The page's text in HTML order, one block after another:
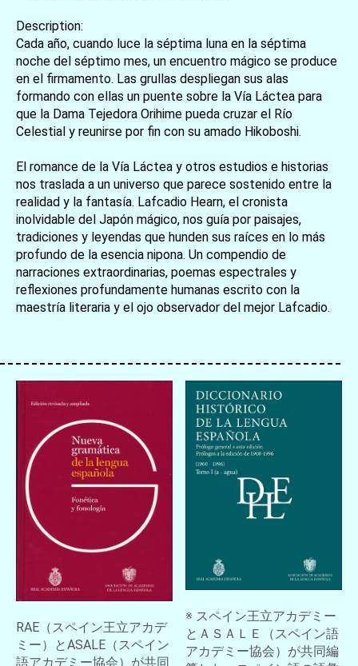
お買い物を続ける カートへ進む
Description:
Cada año, cuando luce la séptima luna en la séptima
noche del séptimo mes, un encuentro mágico se produce
en el firmamento. Las grullas despliegan sus alas
formando con ellas un puente sobre la Vía Láctea para
que la Dama Tejedora Orihime pueda cruzar el Río
Celestial y reunirse por fin con su amado Hikoboshi.
El romance de la Vía Láctea y otros estudios e historias
nos traslada a un universo que parece sostenido entre la
realidad y la fantasía. Lafcadio Hearn, el cronista
inolvidable del Japón mágico, nos guía por paisajes,
tradiciones y leyendas que hunden sus raíces en lo más
profundo de la esencia nipona. Un compendio de
narraciones extraordinarias, poemas espectrales y
reflexiones profundamente humanas escrito con la
maestría literaria y el ojo observador del mejor Lafcadio.
RAE（スペイン王立アカデ
ミー）とASALE（スペイン
語アカデミー協会）が共同
※ スペイン王立アカデミー
とＡＳＡＬＥ（スペイン語
アカデミー協会）が共同編